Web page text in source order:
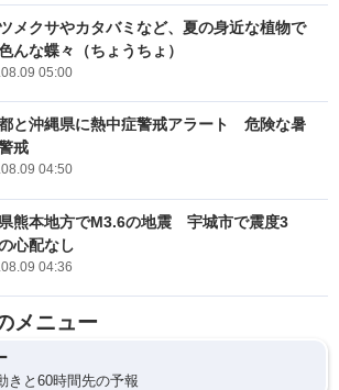
メクサやカタバミなど、夏の身近な植物で
んな蝶々（ちょうちょ）
05:00
と沖縄県に熱中症警戒アラート 危険な暑
戒
04:50
熊本地方でM3.6の地震 宇城市で震度3
心配なし
04:36
メニュー
きと60時間先の予報